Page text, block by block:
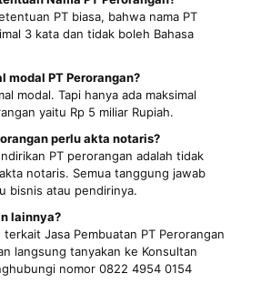
PT biasa, bahwa nama PT
3 kata dan tidak boleh Bahasa
modal PT Perorangan?
modal. Tapi hanya ada maksimal
yaitu Rp 5 miliar Rupiah.
perlu akta notaris?
PT perorangan adalah tidak
notaris. Semua tanggung jawab
bisnis atau pendirinya.
lainnya?
terkait Jasa Pembuatan PT Perorangan
langsung tanyakan ke Konsultan
nomor 0822 4954 0154